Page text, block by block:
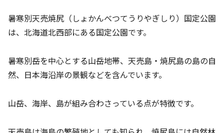
暑寒別天売焼尻（しょかんべつてうりやぎしり）国定公園
は、北海道北西部にある国定公園です。
暑寒別岳を中心とする山岳地帯、天売島・焼尻島の島の自
然、日本海沿岸の景観などを含んでいます。
山岳、海岸、島が組み合わさっている点が特徴です。